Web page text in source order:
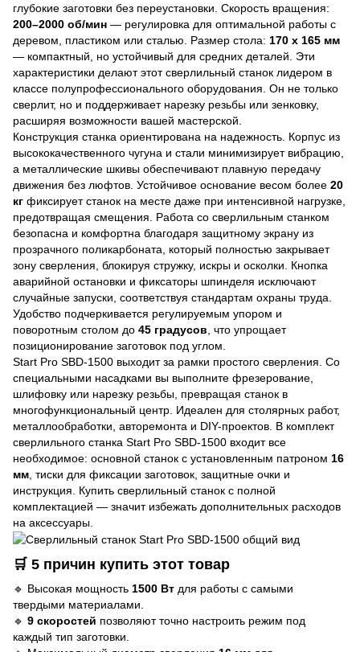
глубокие заготовки без переустановки. Скорость вращения:
200–2000 об/мин — регулировка для оптимальной работы с
деревом, пластиком или сталью. Размер стола: 170 x 165 мм
— компактный, но устойчивый для средних деталей. Эти
характеристики делают этот сверлильный станок лидером в
классе полупрофессионального оборудования. Он не только
сверлит, но и поддерживает нарезку резьбы или зенковку,
расширяя возможности вашей мастерской.
Конструкция станка ориентирована на надежность. Корпус из
высококачественного чугуна и стали минимизирует вибрацию,
а металлические шкивы обеспечивают плавную передачу
движения без люфтов. Устойчивое основание весом более 20
кг фиксирует станок на месте даже при интенсивной нагрузке,
предотвращая смещения. Работа со сверлильным станком
безопасна и комфортна благодаря защитному экрану из
прозрачного поликарбоната, который полностью закрывает
зону сверления, блокируя стружку, искры и осколки. Кнопка
аварийной остановки и фиксаторы шпинделя исключают
случайные запуски, соответствуя стандартам охраны труда.
Удобство подчеркивается регулируемым упором и
поворотным столом до 45 градусов , что упрощает
позиционирование заготовок под углом.
Start Pro SBD-1500 выходит за рамки простого сверления. Со
специальными насадками вы выполните фрезерование,
шлифовку или нарезку резьбы, превращая станок в
многофункциональный центр. Идеален для столярных работ,
металлообработки, авторемонта и DIY-проектов. В комплект
сверлильного станка Start Pro SBD-1500 входит все
необходимое: основной станок с установленным патроном 16
мм , тиски для фиксации заготовок, защитные очки и
инструкция. Купить сверлильный станок с полной
комплектацией — значит избежать дополнительных расходов
на аксессуары.
🛒 5 причин купить этот товар
🔹 Высокая мощность 1500 Вт для работы с самыми
твердыми материалами.
🔹 9 скоростей позволяют точно настроить режим под
каждый тип заготовки.